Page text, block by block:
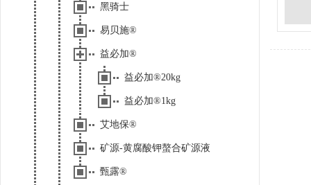
黑骑士
易贝施®
益必加®
益必加®20kg
益必加®1kg
艾地保®
矿源-黄腐酸钾螯合矿源液
甄露®